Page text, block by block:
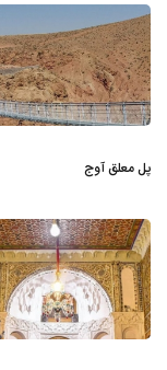
پل معلق آوج